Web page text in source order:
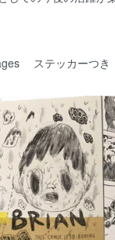
ステッカーつき